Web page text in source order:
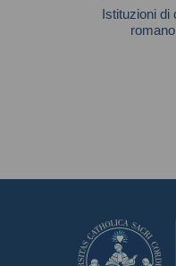
Istituzioni di
romano